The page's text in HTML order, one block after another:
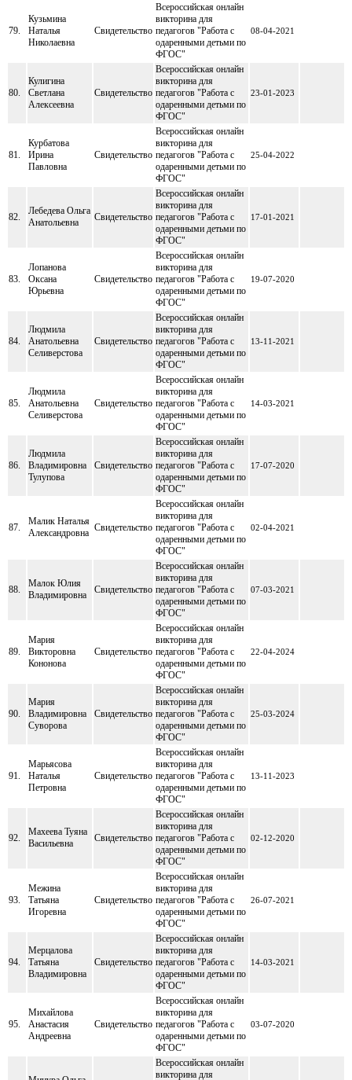
79.
Кузьмина
Наталья
Николаевна
Свидетельство
Всероссийская онлайн
викторина для
педагогов "Работа с
одаренными детьми по
ФГОС"
08-04-2021
80.
Кулигина
Светлана
Алексеевна
Свидетельство
Всероссийская онлайн
викторина для
педагогов "Работа с
одаренными детьми по
ФГОС"
23-01-2023
81.
Курбатова
Ирина
Павловна
Свидетельство
Всероссийская онлайн
викторина для
педагогов "Работа с
одаренными детьми по
ФГОС"
25-04-2022
82.
Лебедева Ольга
Анатольевна
Свидетельство
Всероссийская онлайн
викторина для
педагогов "Работа с
одаренными детьми по
ФГОС"
17-01-2021
83.
Лопанова
Оксана
Юрьевна
Свидетельство
Всероссийская онлайн
викторина для
педагогов "Работа с
одаренными детьми по
ФГОС"
19-07-2020
84.
Людмила
Анатольевна
Селиверстова
Свидетельство
Всероссийская онлайн
викторина для
педагогов "Работа с
одаренными детьми по
ФГОС"
13-11-2021
85.
Людмила
Анатольевна
Селиверстова
Свидетельство
Всероссийская онлайн
викторина для
педагогов "Работа с
одаренными детьми по
ФГОС"
14-03-2021
86.
Людмила
Владимировна
Тулупова
Свидетельство
Всероссийская онлайн
викторина для
педагогов "Работа с
одаренными детьми по
ФГОС"
17-07-2020
87.
Малик Наталья
Александровна Свидетельство
Всероссийская онлайн
викторина для
педагогов "Работа с
одаренными детьми по
ФГОС"
02-04-2021
88.
Малок Юлия
Владимировна
Свидетельство
Всероссийская онлайн
викторина для
педагогов "Работа с
одаренными детьми по
ФГОС"
07-03-2021
89.
Мария
Викторовна
Кононова
Свидетельство
Всероссийская онлайн
викторина для
педагогов "Работа с
одаренными детьми по
ФГОС"
22-04-2024
90.
Мария
Владимировна
Суворова
Свидетельство
Всероссийская онлайн
викторина для
педагогов "Работа с
одаренными детьми по
ФГОС"
25-03-2024
91.
Марьясова
Наталья
Петровна
Свидетельство
Всероссийская онлайн
викторина для
педагогов "Работа с
одаренными детьми по
ФГОС"
13-11-2023
92.
Махеева Туяна
Васильевна
Свидетельство
Всероссийская онлайн
викторина для
педагогов "Работа с
одаренными детьми по
ФГОС"
02-12-2020
93.
Межина
Татьяна
Игоревна
Свидетельство
Всероссийская онлайн
викторина для
педагогов "Работа с
одаренными детьми по
ФГОС"
26-07-2021
94.
Мерцалова
Татьяна
Владимировна
Свидетельство
Всероссийская онлайн
викторина для
педагогов "Работа с
одаренными детьми по
ФГОС"
14-03-2021
95.
Михайлова
Анастасия
Андреевна
Свидетельство
Всероссийская онлайн
викторина для
педагогов "Работа с
одаренными детьми по
ФГОС"
03-07-2020
Всероссийская онлайн
викторина для